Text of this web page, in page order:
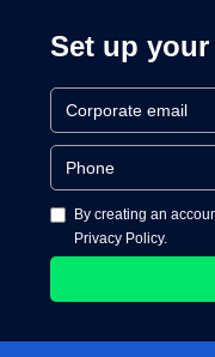
Set up
By creating an
Privacy Policy.